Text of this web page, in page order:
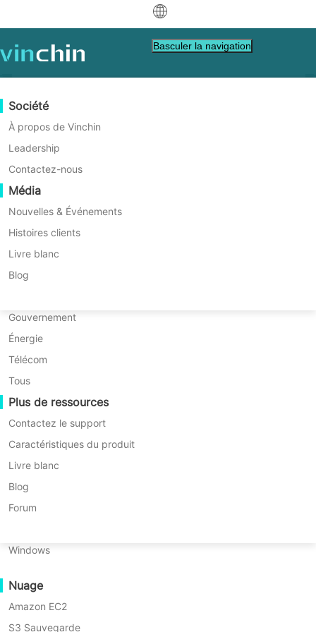
Télécharger Support
中文
Protection des données
Sauvegarde et Récupération
Réplication en temps réel
Protection Continue des Données
Copie Hors Site
Archivage
Orchestration des Tâches
Mobilité des charges de travail
Migration V2V
Migration P2P
Migration C2C
Migration C2V
Migration P2C
Récupérabilité
Vérification de récupération de VM
Vérification de récupération du système
Sécurité des données
Analyse Anti-programme malveillant
Virtuel
VMware
Hyper-V
Proxmox
XCP-ng
oVirt
H3C CAS/UIS
ZStack
Sangfor HCI
Huawei FusionCompute
Red Hat Virtualization
Oracle OLVM
XenServer/Citrix Hypervisor
KayGrid
InCloud Sphere
Arcfra
FusionOne Compute
NexaVM
Serveur physique
Windows
Nuage
Amazon EC2
S3 Sauvegarde
Ressources d'assistance
Base de connaissances
Vidéos Tutorielles
Centre d'aide
Événements en direct
Webinaires
Démo en direct
Histoires clients
Services informatiques
Gouvernement
Énergie
Télécom
Tous
Plus de ressources
Contactez le support
Caractéristiques du produit
Livre blanc
Blog
Forum
Guide d'achat
Apprenez comment acheter
Politique de licence
FAQs
Contact
Demander un devis
Devenir un partenaire
Programme Partenaire
Devenir un partenaire
Trouver un partenaire
Trouver un partenaire local
Déjà partenaire
Connexion au Portail Partenaire
Société
À propos de Vinchin
Leadership
Contactez-nous
Média
Nouvelles & Événements
Histoires clients
Livre blanc
Blog
Basculer la navigation
Simplifiez votre protection
OLVM avec Vinchin Backup &
Recovery
Facile, intelligent, économique.
* Essai de 60 jours (Édition Entreprise
Illimitée)
Présentation
générale
Dans l'ère de la virtualisation des
chaque donnée sauvegardée sur les VM